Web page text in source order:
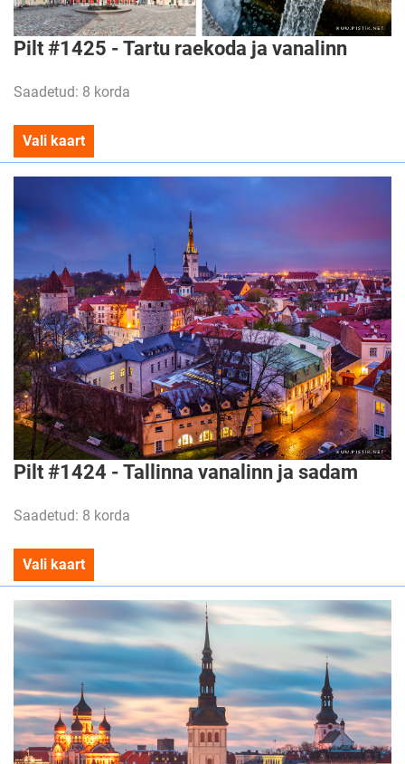
Pilt #1425 - Tartu raekoda ja vanalinn
Saadetud: 8 korda
Vali kaart
Pilt #1424 - Tallinna vanalinn ja sadam
Saadetud: 8 korda
Vali kaart